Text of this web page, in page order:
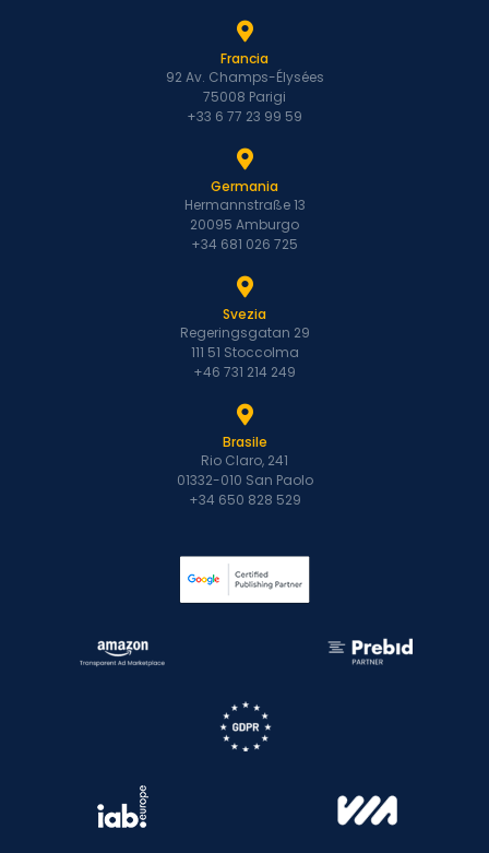
Francia
92 Av. Champs-Élysées
75008 Parigi
+33 6 77 23 99 59
Germania
Hermannstraße 13
20095 Amburgo
+34 681 026 725
Svezia
Regeringsgatan 29
111 51 Stoccolma
+46 731 214 249
Brasile
Rio Claro, 241
01332-010 San Paolo
+34 650 828 529